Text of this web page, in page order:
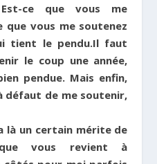
Est-ce que vous me
que vous me soutenez
tient le pendu.Il faut
le coup une année,
pendue. Mais enfin,
défaut de me soutenir,
là un certain mérite de
vous revient à